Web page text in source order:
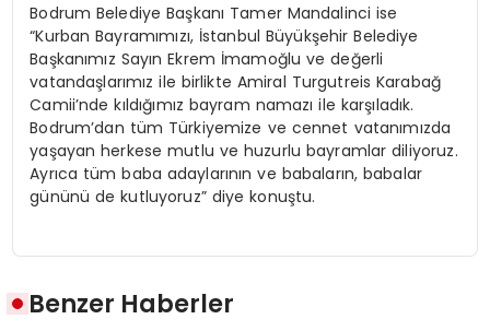
Bodrum Belediye Başkanı Tamer Mandalinci ise
“Kurban Bayramımızı, İstanbul Büyükşehir Belediye
Başkanımız Sayın Ekrem İmamoğlu ve değerli
vatandaşlarımız ile birlikte Amiral Turgutreis Karabağ
Camii’nde kıldığımız bayram namazı ile karşıladık.
Bodrum’dan tüm Türkiyemize ve cennet vatanımızda
yaşayan herkese mutlu ve huzurlu bayramlar diliyoruz.
Ayrıca tüm baba adaylarının ve babaların, babalar
gününü de kutluyoruz” diye konuştu.
Benzer Haberler